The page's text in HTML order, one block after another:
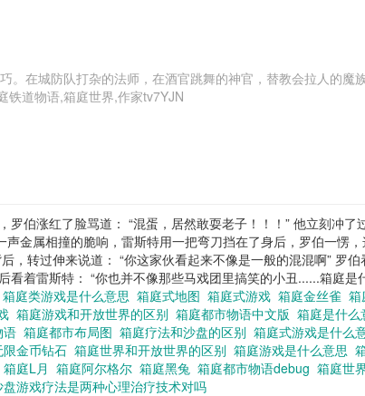
。在城防队打杂的法师，在酒官跳舞的神官，替教会拉人的魔
思,箱庭小偶,箱庭铁道物语,箱庭世界,作家tv7YJN
伯涨红了脸骂道： “混蛋，居然敢耍老子！！！” 他立刻冲了
金属相撞的脆响，雷斯特用一把弯刀挡在了身后，罗伯一愣
转过伸来说道： “你这家伙看起来不像是一般的混混啊” 罗伯
着雷斯特： “你也并不像那些马戏团里搞笑的小丑......箱庭是
箱庭类游戏是什么意思 箱庭式地图 箱庭式游戏 箱庭金丝雀 箱
箱庭游戏和开放世界的区别 箱庭都市物语中文版 箱庭是什么
语 箱庭都市布局图 箱庭疗法和沙盘的区别 箱庭式游戏是什么
金币钻石 箱庭世界和开放世界的区别 箱庭游戏是什么意思
箱庭L月 箱庭阿尔格尔 箱庭黑兔 箱庭都市物语debug 箱庭世
游戏疗法是两种心理治疗技术对吗